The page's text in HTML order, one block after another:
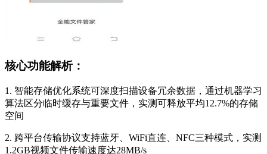
核心功能解析：
1. 智能存储优化系统可深度扫描设备冗余数据，通过机器学习
算法区分临时缓存与重要文件，实测可释放平均12.7%的存储
空间
2. 跨平台传输协议支持蓝牙、WiFi直连、NFC三种模式，实测
1.2GB视频文件传输速度达28MB/s